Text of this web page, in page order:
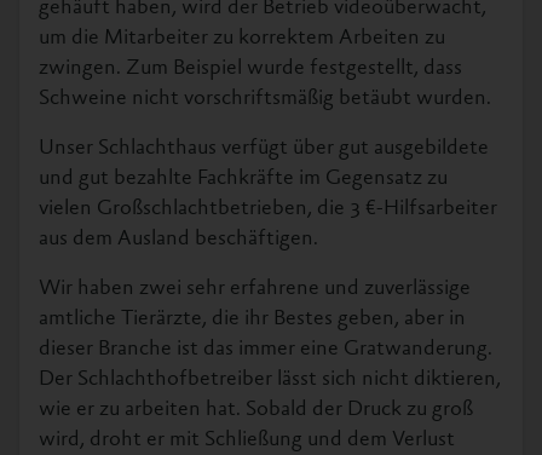
gehäuft haben, wird der Betrieb videoüberwacht,
um die Mitarbeiter zu korrektem Arbeiten zu
zwingen. Zum Beispiel wurde festgestellt, dass
Schweine nicht vorschriftsmäßig betäubt wurden.
Unser Schlachthaus verfügt über gut ausgebildete
und gut bezahlte Fachkräfte im Gegensatz zu
vielen Großschlachtbetrieben, die 3 €-Hilfsarbeiter
aus dem Ausland beschäftigen.
Wir haben zwei sehr erfahrene und zuverlässige
amtliche Tierärzte, die ihr Bestes geben, aber in
dieser Branche ist das immer eine Gratwanderung.
Der Schlachthofbetreiber lässt sich nicht diktieren,
wie er zu arbeiten hat. Sobald der Druck zu groß
wird, droht er mit Schließung und dem Verlust